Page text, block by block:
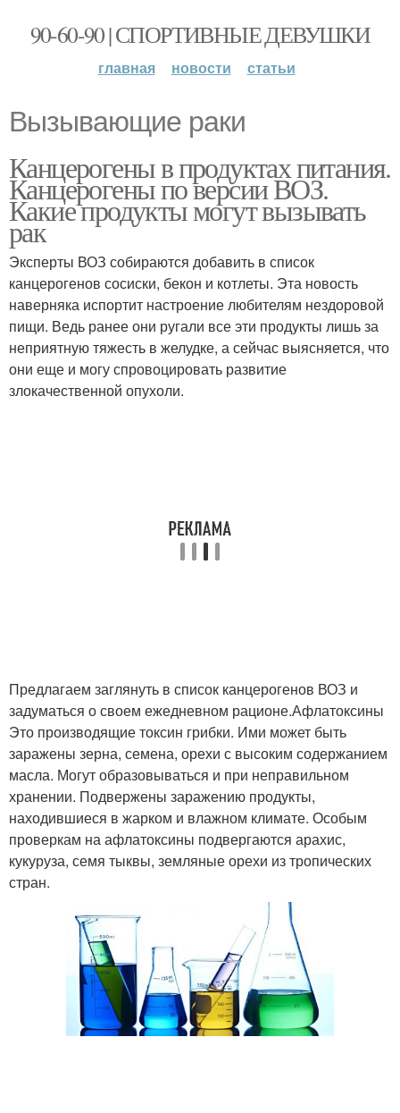
90-60-90 | СПОРТИВНЫЕ ДЕВУШКИ
главная новости статьи
Вызывающие раки
Канцерогены в продуктах питания.
Канцерогены по версии ВОЗ.
Какие продукты могут вызывать
рак
Эксперты ВОЗ собираются добавить в список
канцерогенов сосиски, бекон и котлеты. Эта новость
наверняка испортит настроение любителям нездоровой
пищи. Ведь ранее они ругали все эти продукты лишь за
неприятную тяжесть в желудке, а сейчас выясняется, что
они еще и могу спровоцировать развитие
злокачественной опухоли.
Предлагаем заглянуть в список канцерогенов ВОЗ и
задуматься о своем ежедневном рационе.Афлатоксины
Это производящие токсин грибки. Ими может быть
заражены зерна, семена, орехи с высоким содержанием
масла. Могут образовываться и при неправильном
хранении. Подвержены заражению продукты,
находившиеся в жарком и влажном климате. Особым
проверкам на афлатоксины подвергаются арахис,
кукуруза, семя тыквы, земляные орехи из тропических
стран.